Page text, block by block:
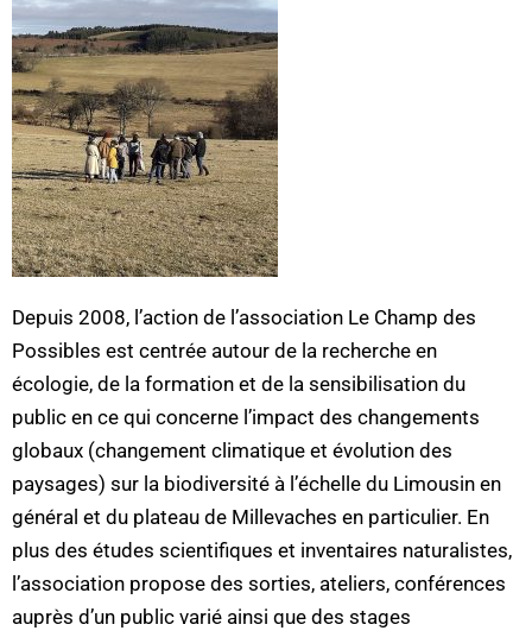
Depuis 2008, l’action de l’association Le Champ des
Possibles est centrée autour de la recherche en
écologie, de la formation et de la sensibilisation du
public en ce qui concerne l’impact des changements
globaux (changement climatique et évolution des
paysages) sur la biodiversité à l’échelle du Limousin en
général et du plateau de Millevaches en particulier. En
plus des études scientifiques et inventaires naturalistes,
l’association propose des sorties, ateliers, conférences
auprès d’un public varié ainsi que des stages